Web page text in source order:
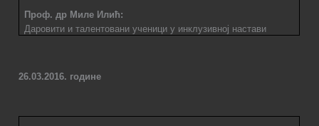
Проф. др Миле Илић:
Даровити и талентовани ученици у инклузивној настави
26.03.2016. године